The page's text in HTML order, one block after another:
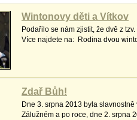
Wintonovy děti a Vítkov
Podařilo se nám zjistit, že dvě z
Více najdete na: Rodina dvou
Zdař Bůh!
Dne 3. srpna 2013 byla
Zálužném a po roce, dne 2. srpna